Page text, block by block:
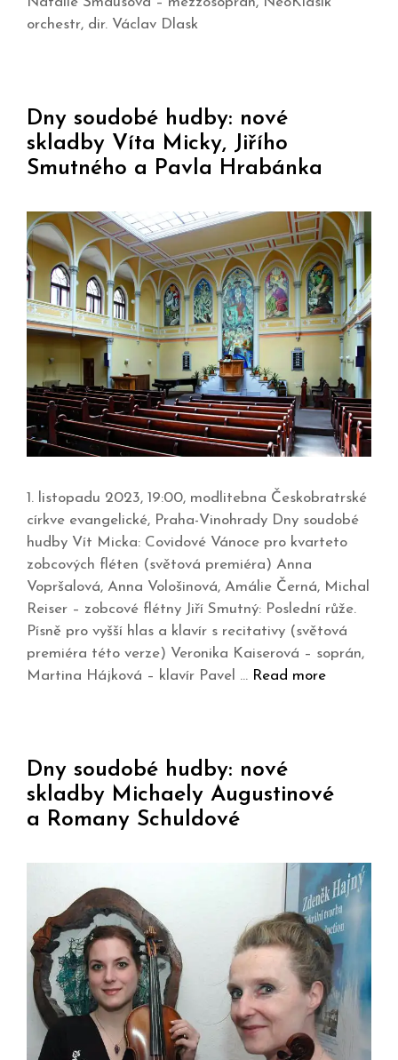
orchestr, dir. Václav Dlask
Dny soudobé hudby: nové
skladby Víta Micky, Jiřího
Smutného a Pavla Hrabánka
1. listopadu 2023, 19:00, modlitebna Českobratrské
církve evangelické, Praha-Vinohrady Dny soudobé
hudby Vít Micka: Covidové Vánoce pro kvarteto
zobcových fléten (světová premiéra) Anna
Vopršalová, Anna Vološinová, Amálie Černá, Michal
Reiser – zobcové flétny Jiří Smutný: Poslední růže.
Písně pro vyšší hlas a klavír s recitativy (světová
premiéra této verze) Veronika Kaiserová – soprán,
Martina Hájková – klavír Pavel … Read more
Dny soudobé hudby: nové
skladby Michaely Augustinové
a Romany Schuldové